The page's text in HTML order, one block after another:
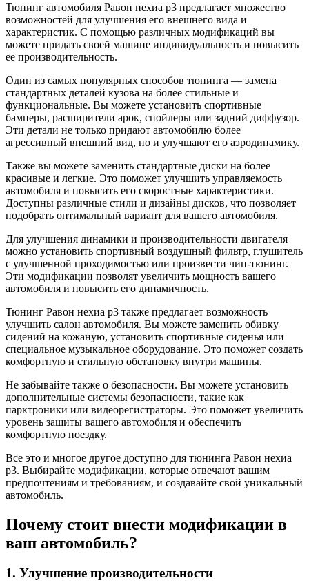
Тюнинг автомобиля Равон нехиа р3 предлагает множество
возможностей для улучшения его внешнего вида и
характеристик. С помощью различных модификаций вы
можете придать своей машине индивидуальность и повысить
ее производительность.
Один из самых популярных способов тюнинга — замена
стандартных деталей кузова на более стильные и
функциональные. Вы можете установить спортивные
бамперы, расширители арок, спойлеры или задний диффузор.
Эти детали не только придают автомобилю более
агрессивный внешний вид, но и улучшают его аэродинамику.
Также вы можете заменить стандартные диски на более
красивые и легкие. Это поможет улучшить управляемость
автомобиля и повысить его скоростные характеристики.
Доступны различные стили и дизайны дисков, что позволяет
подобрать оптимальный вариант для вашего автомобиля.
Для улучшения динамики и производительности двигателя
можно установить спортивный воздушный фильтр, глушитель
с улучшенной проходимостью или произвести чип-тюнинг.
Эти модификации позволят увеличить мощность вашего
автомобиля и повысить его динамичность.
Тюнинг Равон нехиа р3 также предлагает возможность
улучшить салон автомобиля. Вы можете заменить обивку
сидений на кожаную, установить спортивные сиденья или
специальное музыкальное оборудование. Это поможет создать
комфортную и стильную обстановку внутри машины.
Не забывайте также о безопасности. Вы можете установить
дополнительные системы безопасности, такие как
парктроники или видеорегистраторы. Это поможет увеличить
уровень защиты вашего автомобиля и обеспечить
комфортную поездку.
Все это и многое другое доступно для тюнинга Равон нехиа
р3. Выбирайте модификации, которые отвечают вашим
предпочтениям и требованиям, и создавайте свой уникальный
автомобиль.
Почему стоит внести модификации в
ваш автомобиль?
1. Улучшение производительности